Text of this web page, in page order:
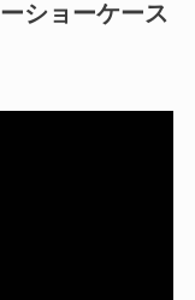
ショーケース